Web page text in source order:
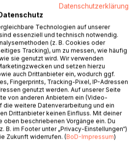
die Verwirklichung von Risiken
die steigende Anzahl von
dass sich jedes Unternehmen
muss. Außerdem sorgen die
der Unternehmenstätigkeit und
in das Informationszeitalter,
die fortschreitende
wachsende Komplexität im Umfeld
Herausforderungen, die mit
sind.
und Einstufung, d. h.
ist notwendig, um entsprechende
und so das Risiko
Datenschutzerklärung
Technologien auf unserer
essenziell und technisch notwendig.
(z. B. Cookies oder
Tracking), um zu messen, wie häufig
sie genutzt wird. Wir verwenden
und setzen hierzu
auch Drittanbieter ein, wodurch ggf.
Fingerprints, Tracking-Pixel, IP-Adressen
genutzt werden. Auf unserer Seite
von anderen Anbietern ein (Video-
die weitere Datenverarbeitung und ein
Drittanbieter keinen Einfluss. Mit deiner
oben beschriebenen Vorgänge ein. Du
B. im Footer unter „Privacy-Einstellungen“)
Zukunft widerrufen. (BoD-Impressum)